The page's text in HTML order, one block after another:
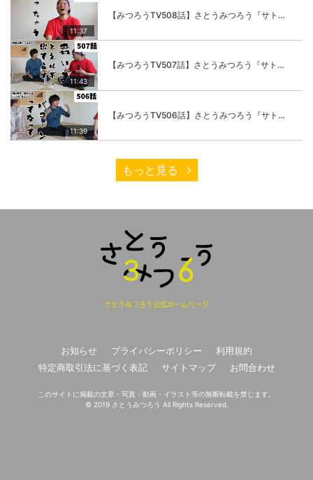
11:37
【みつろうTV508話】さとうみつろう『サトレル男塾』編④「“毎日”が変わります。楽しく」
11:43
【みつろうTV507話】さとうみつろう『サトレル男塾』編③「快楽は“自分のカラダの内側”にしかない」
11:39
【みつろうTV506話】さとうみつろう『サトレル男塾』編②「不思議な棒をお尻に…」
もっと見る
さとうみつろう公式ホームページ
お知らせ プライバシーポリシー
利用規約
特定商取引法に基づく表記
サイトマップ お問合わせ
このサイトに掲載の文章・写真・動画・イラスト等の無断転載を禁じます。
© 2019 さとうみつろう All Rights Reserved.